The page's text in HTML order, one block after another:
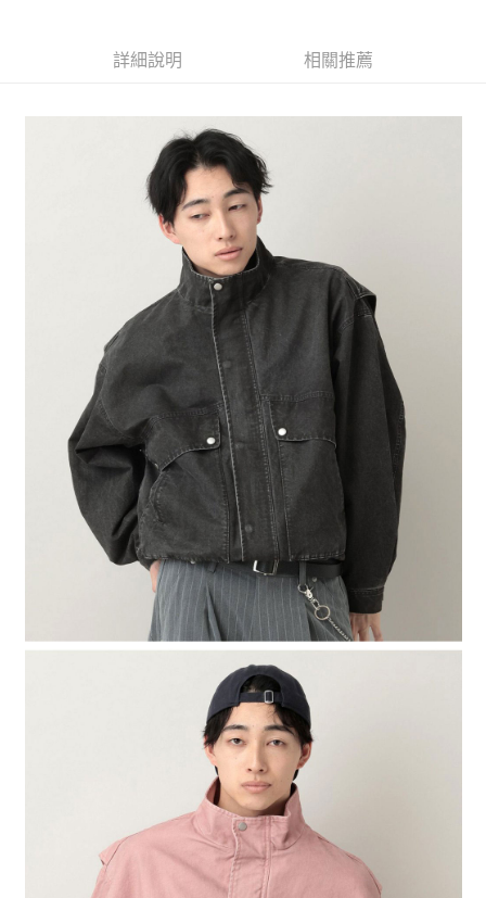
3.實際核准額度、可分期數及費用金額請依後續交易確認頁面所載為準。
4.訂單成立30分鐘內，如未前往確認交易或遇審核未通過，訂單將自動取
1.分期款項不併入電信帳單，「大哥付你分期」於每月結算日後寄送繳費提
2.透過簡訊連結打開帳單後，可選擇「超商條碼／台灣大直營門市／銀行轉
帳／街口支付／iPASS MONEY」等通路繳費。
1.本服務係由「台灣大哥大股份有限公司」（以下簡稱本公司）所提供，讓
用戶於交易時，得透過本服務購買商品或服務，並由商店將買賣／分期付款
買賣價金債權讓與本公司後，依約使用本公司帳單繳交帳款。
2.基於同意付款使用「大哥付你分期」之契約關係目的，商店將以您的個人
資料（包含姓名、電話或地址）提供予台灣大哥大進項蒐集、處理及利用，
由本公司與您本人進行分期帳單所需資料之確認、核對及更正。
3.完整用戶服務條款，請詳閱以下連結：https://oppay.tw/userRule
３．安心：先確認商品／服務後，再付款。
【「AFTEE先享後付」結帳流程】
１．於結帳方式選擇「AFTEE先享後付」後，將跳轉至「AFTEE先享後付」
結帳頁面，進行簡訊認證並確認金額後，即可完成結帳。
２．訂單成立數日內，您將收到繳費通知簡訊。
３．收到繳費通知簡訊後14天內，點擊此簡訊中的連結，可透過四大超商／
ATM／網路銀行／等多元方式進行付款，方視為交易完成。
※ 請注意：結帳手續完成當下不需立刻繳費，但若您需要取消訂單，請聯絡
購買商品的店家。未經商家同意取消之訂單仍視為有效，需透過AFTEE先享
後付繳納相關費用。
※ 交易是否成功請以「AFTEE先享後付 」之結帳頁面顯示為準，若有關於
是否繳費成功／繳費後需取消欲退款等相關疑問，請聯繫「AFTEE先享後付
客戶支援中心」
https://netprotections.freshdesk.com/support/home
【注意事項】
１．透過由恩沛科技股份有限公司提供之「AFTEE先享後付」服務完成之交
易，需依本服務之必要範圍內提供個人資料，並將交易相關給付款項請求債
權轉讓予恩沛科技股份有限公司。
２．關於個人資料處理事宜，請瀏覽以下網址：
https://aftee.tw/terms/#terms3
３．未成年的使用者請事先徵得法定代理人或監護人之同意方可使用
「AFTEE先享後付」，若未經同意申辦者引起之損失，本公司不負相關責
４．使用「AFTEE先享後付」時，將依據個別帳號之用戶狀況，依本公司即
時審查核予不同之上限額度；若仍有額度不足之情形，本公司將視審查結果
請求用戶進行身份認證。
５．嚴禁一人註冊多個帳號或使用他人資訊註冊。若發現惡意使用之情形，
恩沛科技股份有限公司將有權停止該用戶之使用額度並採取法律行動。
每筆NT$80，滿NT$1,500(含以上)免運費
每筆NT$80，滿NT$1,500(含以上)免運費
每筆NT$80，滿NT$1,500(含以上)免運費
每筆NT$80，滿NT$1,500(含以上)免運費
每筆NT$80，滿NT$1,500(含以上)免運費
詳細說明 相關推薦